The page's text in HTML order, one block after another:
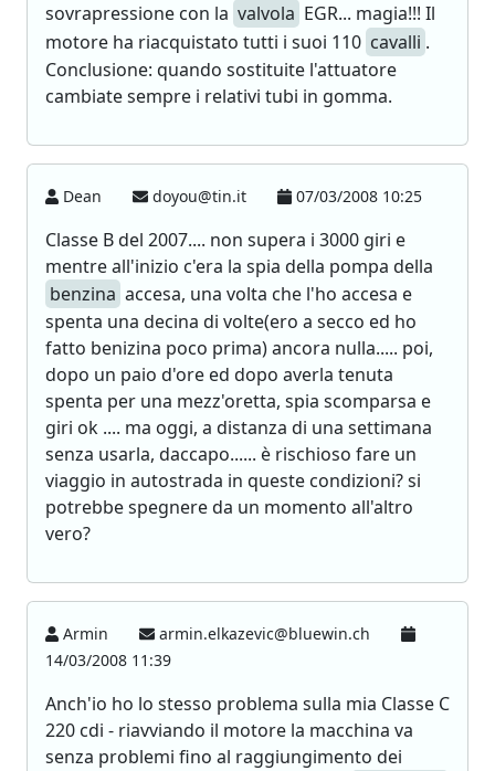
sovrapressione con la valvola EGR... magia!!! Il
motore ha riacquistato tutti i suoi 110 cavalli .
Conclusione: quando sostituite l'attuatore
cambiate sempre i relativi tubi in gomma.
Dean doyou@tin.it 07/03/2008 10:25
Classe B del 2007.... non supera i 3000 giri e
mentre all'inizio c'era la spia della pompa della
benzina accesa, una volta che l'ho accesa e
spenta una decina di volte(ero a secco ed ho
fatto benizina poco prima) ancora nulla..... poi,
dopo un paio d'ore ed dopo averla tenuta
spenta per una mezz'oretta, spia scomparsa e
giri ok .... ma oggi, a distanza di una settimana
senza usarla, daccapo...... è rischioso fare un
viaggio in autostrada in queste condizioni? si
potrebbe spegnere da un momento all'altro
vero?
Armin
armin.elkazevic@bluewin.ch
14/03/2008 11:39
Anch'io ho lo stesso problema sulla mia Classe C
220 cdi - riavviando il motore la macchina va
senza problemi fino al raggiungimento dei